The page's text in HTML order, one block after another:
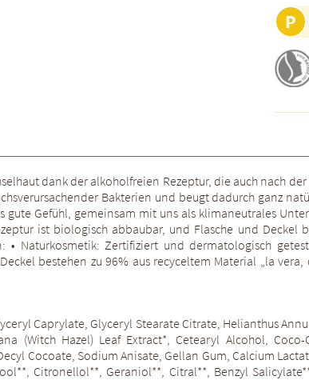
P
dank der alkoholfreien Rezeptur, die auch nach
Bakterien und beugt dadurch ganz
gute Gefühl, gemeinsam mit uns als klimaneutrales
ist biologisch abbaubar, und Flasche und Deckel
• Naturkosmetik: Zertifiziert und dermatologisch
bestehen zu 96% aus recyceltem Material „la
Caprylate, Glyceryl Stearate Citrate, Helianthus
(Witch Hazel) Leaf Extract*, Cetearyl Alcohol,
Cocoate, Sodium Anisate, Gellan Gum, Calcium
Citronellol**, Geraniol**, Citral**, Benzyl